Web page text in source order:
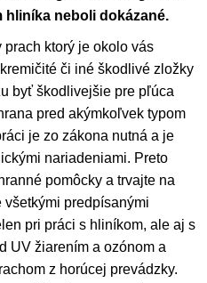
neboli dokázané.
ktorý je okolo vás
či iné škodlivé zložky
byť škodlivejšie pre pľúca
pred akýmkoľvek typom
je zo zákona nutná a je
nariadeniami. Preto
pomôcky a trvajte na
predpísanými
pri práci s hliníkom, ale aj s
UV žiarením a ozónom a
z horúcej prevádzky.